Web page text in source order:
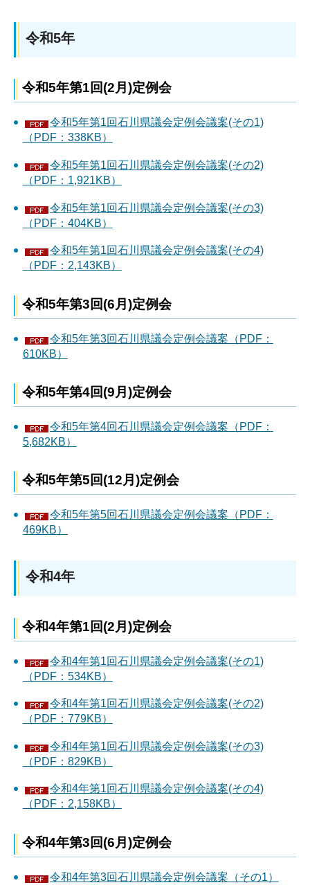
令和5年
令和5年第1回(2月)定例会
令和5年第1回石川県議会定例会議案(その1)
（PDF：338KB）
令和5年第1回石川県議会定例会議案(その2)
（PDF：1,921KB）
令和5年第1回石川県議会定例会議案(その3)
（PDF：404KB）
令和5年第1回石川県議会定例会議案(その4)
（PDF：2,143KB）
令和5年第3回(6月)定例会
令和5年第3回石川県議会定例会議案（PDF：
610KB）
令和5年第4回(9月)定例会
令和5年第4回石川県議会定例会議案（PDF：
5,682KB）
令和5年第5回(12月)定例会
令和5年第5回石川県議会定例会議案（PDF：
469KB）
令和4年
令和4年第1回(2月)定例会
令和4年第1回石川県議会定例会議案(その1)
（PDF：534KB）
令和4年第1回石川県議会定例会議案(その2)
（PDF：779KB）
令和4年第1回石川県議会定例会議案(その3)
（PDF：829KB）
令和4年第1回石川県議会定例会議案(その4)
（PDF：2,158KB）
令和4年第3回(6月)定例会
令和4年第3回石川県議会定例会議案（その1）